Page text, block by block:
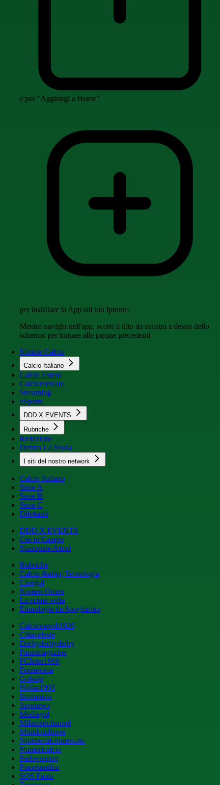
e poi "Aggiungi a Home"
per installare la App sul tuo Iphone.
Mentre navighi nell'app, scorri il dito da sinistra a destra dello
schermo per tornare alle pagine precedenti
Notizie Calcio
Calcio Italiano
Calcio Estero
Calciomercato
Streaming
eSports
DDD X EVENTS
Rubriche
Redazione
Dentro La Storia
I siti del nostro network
Calcio Italiano
Serie A
Serie B
Serie C
Dilettanti
DDD X EVENTS
Cur in Campo
Nazionale Attori
Rubriche
Calcio &amp; Tecnologia
Cinegol
Nomen Omen
La prima volta
Etimologie da Spogliatoio
Calcionapoli1926
Cittaceleste
Derbyderbyderby
Fantamagazine
FCInter1908
Forzaroma
Golssip
Hellas1903
Ilmilanista
Juvenews
Mediagol
Milanistichannel
Mondoudinese
Notiziecalciomercato
Numericalcio
Padovasport
Pianetamilan
SOS Fanta